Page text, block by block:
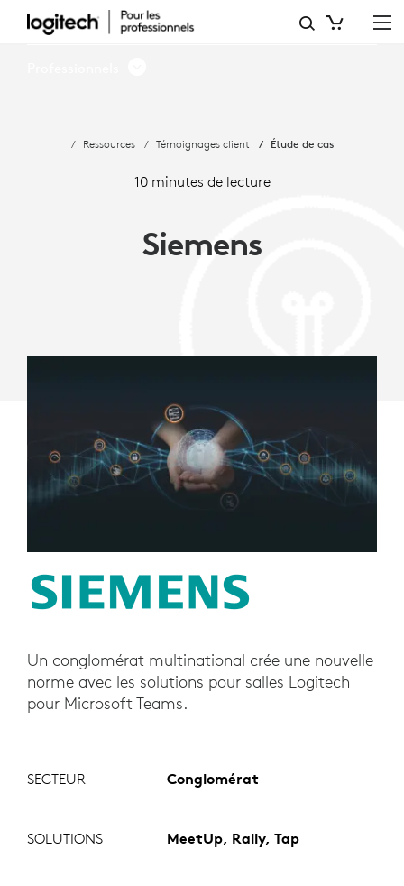
SIEMENS
SALLES
MICROSOFT
Ressources Témoignages client Étude de cas
10 minutes de lecture
Siemens
Un conglomérat multinational crée une nouvelle
norme avec les solutions pour salles Logitech
pour Microsoft Teams.
SECTEUR Conglomérat
SOLUTIONS MeetUp, Rally, Tap